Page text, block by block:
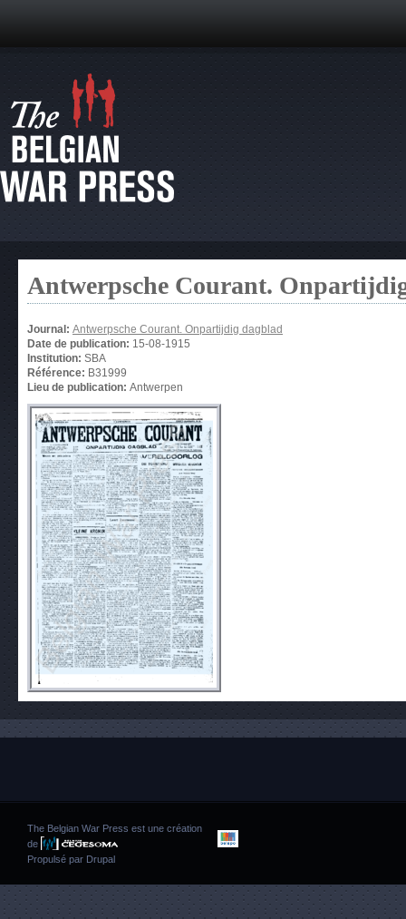
Antwerpsche Courant.
Journal: Antwerpsche Courant. Onpartijdig dagblad
Date de publication: 15-08-1915
Institution: SBA
Référence: B31999
Lieu de publication: Antwerpen
The Belgian War Press est une création
de
Propulsé par Drupal